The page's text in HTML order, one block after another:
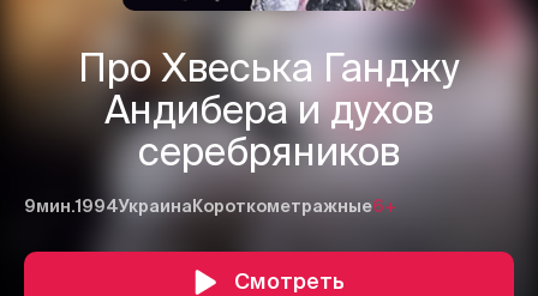
Про Хвеська Ганджу
Андибера и духов
серебряников
9мин.1994Украина Короткометражные6+
Смотреть